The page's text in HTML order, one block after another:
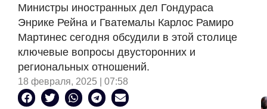
Министры иностранных дел Гондураса
Энрике Рейна и Гватемалы Карлос Рамиро
Мартинес сегодня обсудили в этой столице
ключевые вопросы двусторонних и
региональных отношений.
18 февраля, 2025 | 07:58